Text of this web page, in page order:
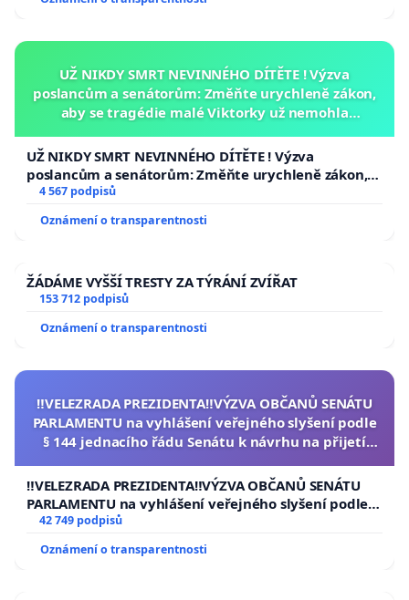
Děkujeme.UŽ NIKDY SMRT NEVINNÉHO DÍTĚTE ! Výzva
poslancům a senátorům: Změňte urychleně zákon,
aby se tragédie malé Viktorky už nemohla
UŽ NIKDY SMRT NEVINNÉHO DÍTĚTE ! Výzva
poslancům a senátorům: Změňte urychleně zákon,
aby se tragédie malé Viktorky už nemohla opakovat!
4 567 podpisů
Oznámení o transparentnosti
ŽÁDÁME VYŠŠÍ TRESTY ZA TÝRÁNÍ ZVÍŘAT
153 712 podpisů
Oznámení o transparentnosti
‼️VELEZRADA PREZIDENTA‼️VÝZVA OBČANŮ SENÁTU
PARLAMENTU na vyhlášení veřejného slyšení podle
§ 144 jednacího řádu Senátu k návrhu na přijetí
republiky
‼️VELEZRADA PREZIDENTA‼️VÝZVA OBČANŮ SENÁTU
PARLAMENTU na vyhlášení veřejného slyšení podle §
144 jednacího řádu Senátu k návrhu na přijetí
republiky
42 749 podpisů
Oznámení o transparentnosti